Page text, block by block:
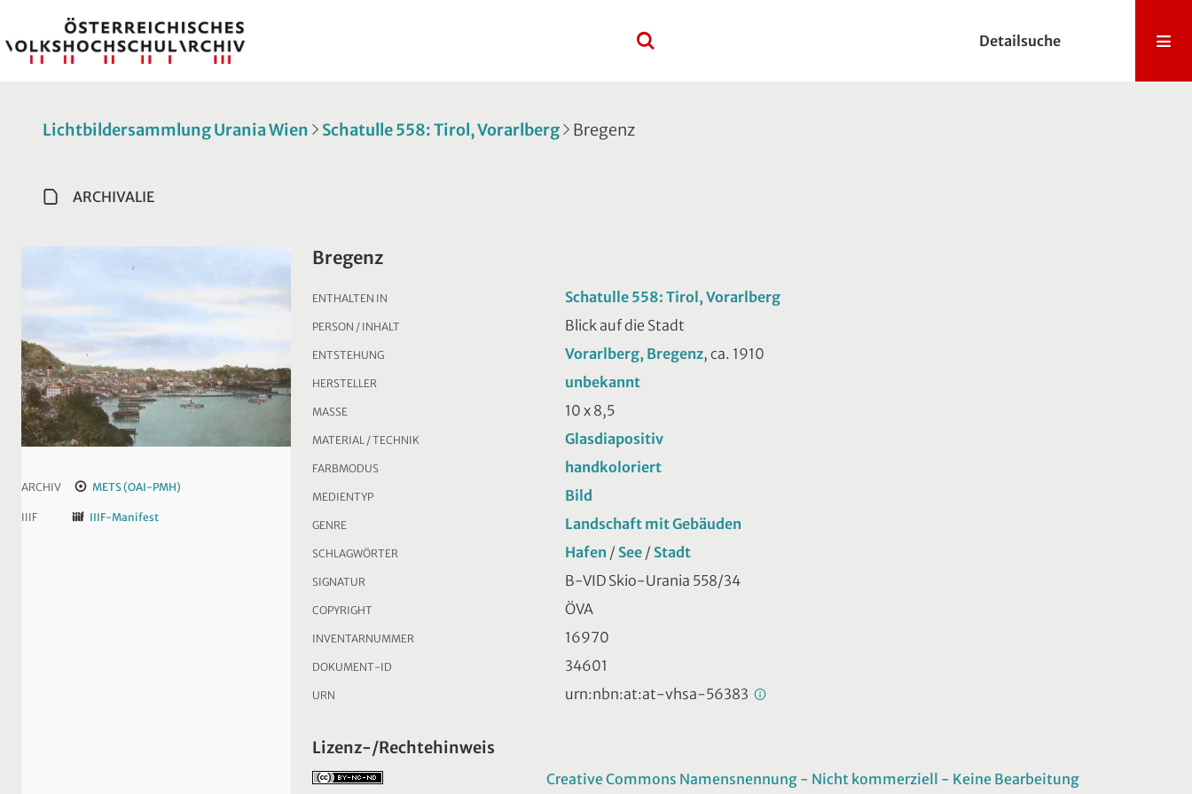
Detailsuche
Lichtbildersammlung Urania Wien Schatulle 558: Tirol, Vorarlberg Bregenz
ARCHIVALIE
ARCHIV METS (OAI-PMH)
IIIF IIIF-Manifest
Bregenz
ENTHALTEN IN Schatulle 558: Tirol, Vorarlberg
PERSON / INHALT Blick auf die Stadt
ENTSTEHUNG Vorarlberg, Bregenz, ca. 1910
HERSTELLER unbekannt
MASSE 10 x 8,5
MATERIAL / TECHNIK Glasdiapositiv
FARBMODUS handkoloriert
MEDIENTYP Bild
GENRE Landschaft mit Gebäuden
SCHLAGWÖRTER Hafen / See / Stadt
SIGNATUR B-VID Skio-Urania 558/34
COPYRIGHT ÖVA
INVENTARNUMMER 16970
DOKUMENT-ID 34601
URN urn:nbn:at:at-vhsa-56383
Lizenz-/Rechtehinweis
Creative Commons Namensnennung - Nicht kommerziell - Keine Bearbeitung